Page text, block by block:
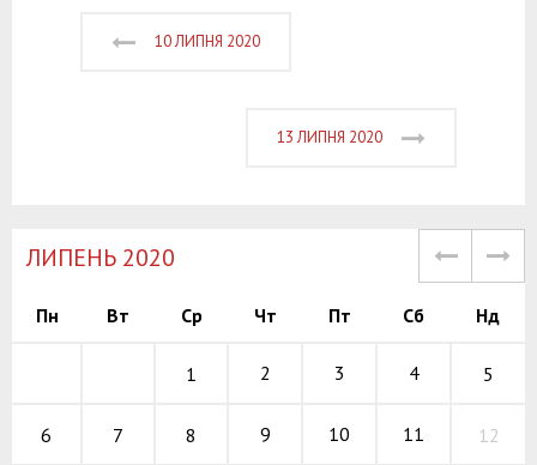
10 ЛИПНЯ 2020
13 ЛИПНЯ 2020
ЛИПЕНЬ 2020
Пн Вт Ср Чт Пт Сб Нд
1 2 3 4 5
6 7 8 9 10 11 12